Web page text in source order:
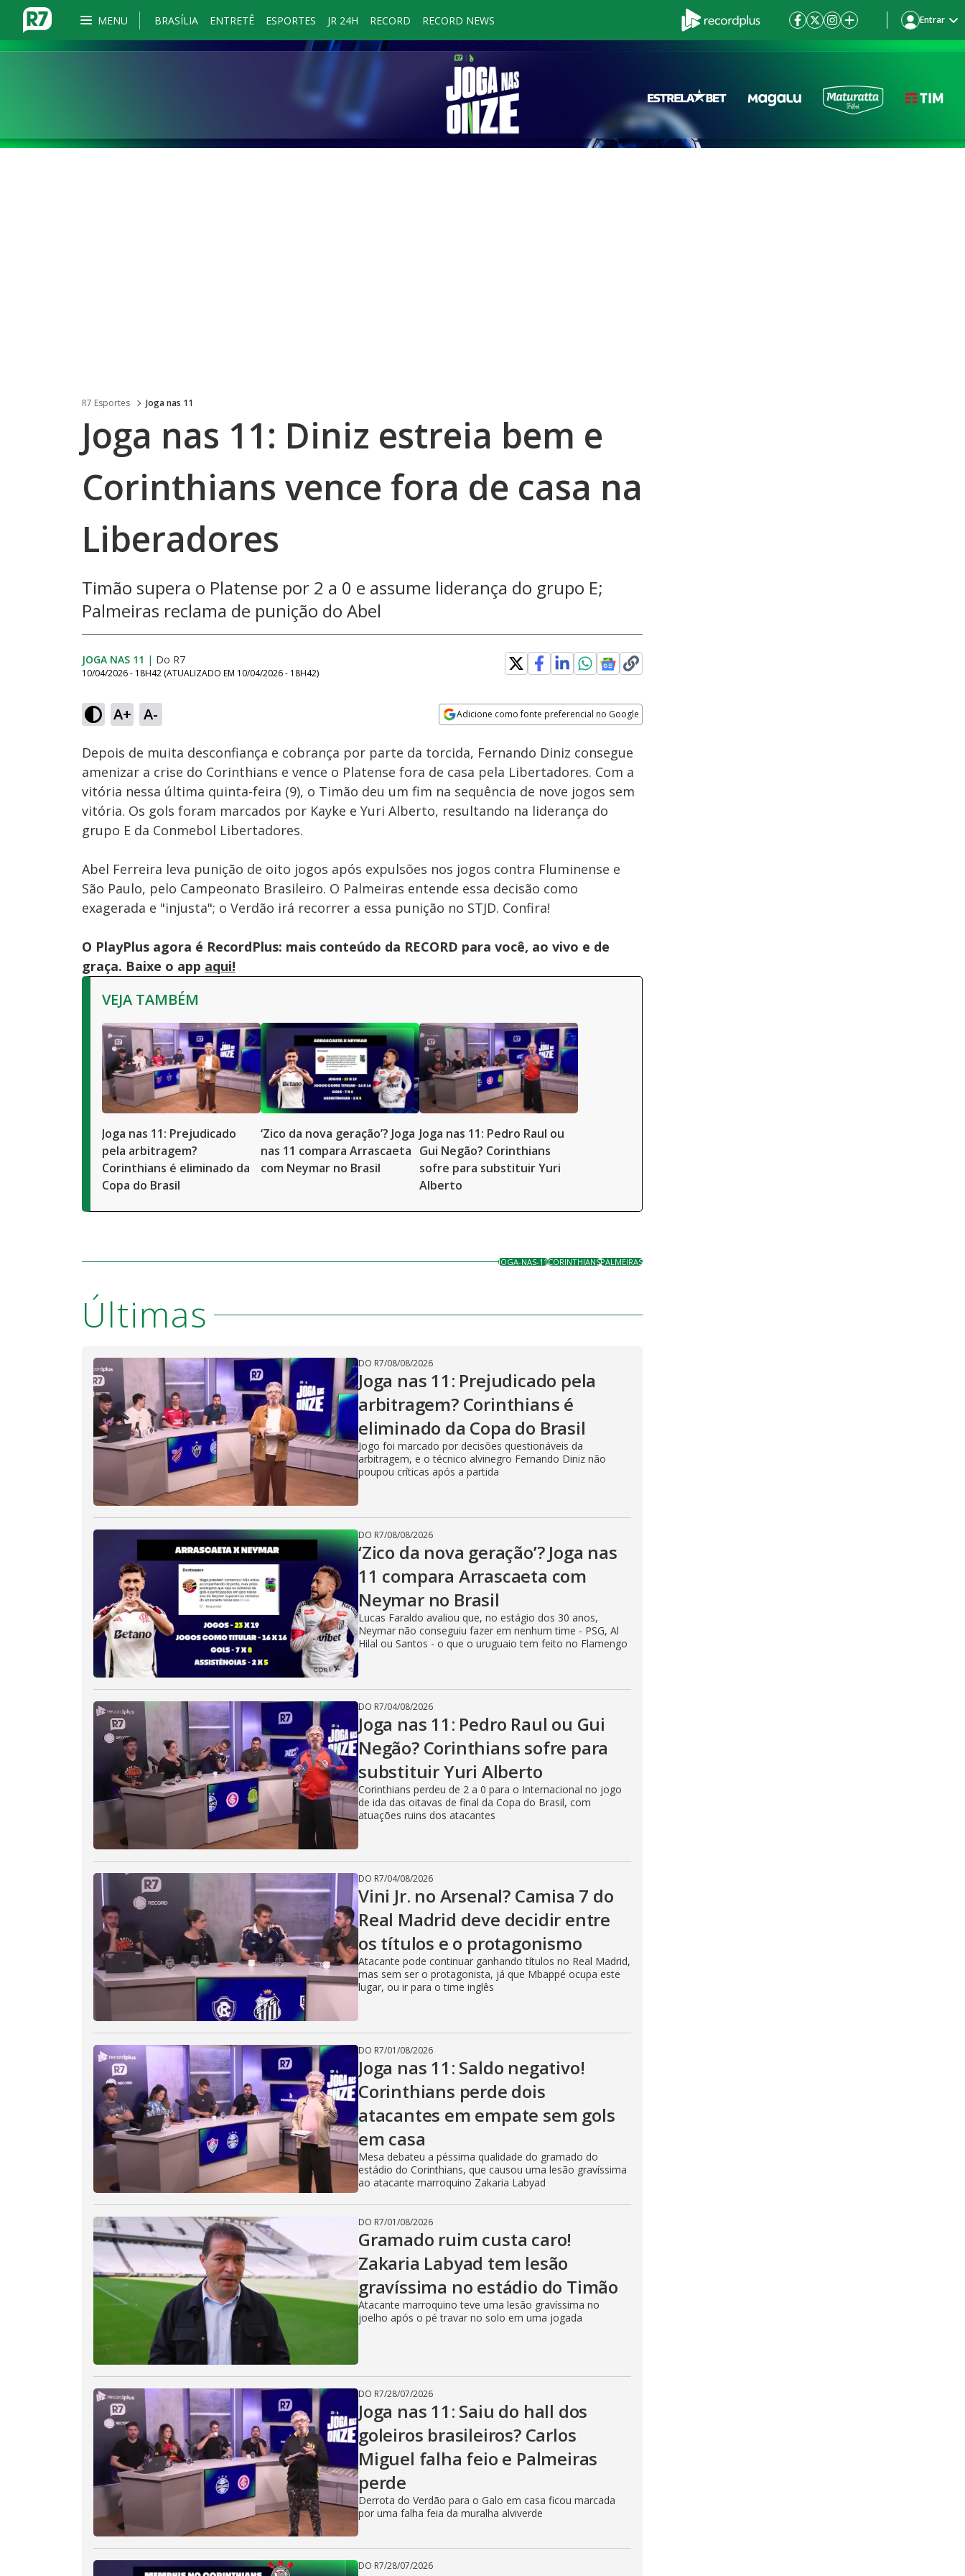
MENU BRASÍLIA ENTRETÊ ESPORTES JR 24H RECORD RECORD NEWS Entrar
R7 Esportes Joga nas 11
Joga nas 11: Diniz estreia bem e
Corinthians vence fora de casa na
Liberadores
Timão supera o Platense por 2 a 0 e assume liderança do grupo E;
Palmeiras reclama de punição do Abel
JOGA NAS 11 | Do R7
10/04/2026 - 18H42 (ATUALIZADO EM 10/04/2026 - 18H42)
A+ A- Adicione como fonte preferencial no Google
Ativar
Som
0.93%
Velocidade
Depois de muita desconfiança e cobrança por parte da torcida, Fernando Diniz consegue
amenizar a crise do Corinthians e vence o Platense fora de casa pela Libertadores. Com a
vitória nessa última quinta-feira (9), o Timão deu um fim na sequência de nove jogos sem
vitória. Os gols foram marcados por Kayke e Yuri Alberto, resultando na liderança do
grupo E da Conmebol Libertadores.
Abel Ferreira leva punição de oito jogos após expulsões nos jogos contra Fluminense e
São Paulo, pelo Campeonato Brasileiro. O Palmeiras entende essa decisão como
exagerada e "injusta"; o Verdão irá recorrer a essa punição no STJD. Confira!
O PlayPlus agora é RecordPlus: mais conteúdo da RECORD para você, ao vivo e de
graça. Baixe o app aqui!
VEJA TAMBÉM
Joga nas 11: Prejudicado
pela arbitragem?
Corinthians é eliminado da
Copa do Brasil
‘Zico da nova geração’? Joga
nas 11 compara Arrascaeta
com Neymar no Brasil
Joga nas 11: Pedro Raul ou
Gui Negão? Corinthians
sofre para substituir Yuri
Alberto
JOGA-NAS-11CORINTHIANSPALMEIRAS
Últimas
DO R7/08/08/2026
Joga nas 11: Prejudicado pela
arbitragem? Corinthians é
eliminado da Copa do Brasil
Jogo foi marcado por decisões questionáveis da
arbitragem, e o técnico alvinegro Fernando Diniz não
poupou críticas após a partida
DO R7/08/08/2026
‘Zico da nova geração’? Joga nas
11 compara Arrascaeta com
Neymar no Brasil
Lucas Faraldo avaliou que, no estágio dos 30 anos,
Neymar não conseguiu fazer em nenhum time - PSG, Al
Hilal ou Santos - o que o uruguaio tem feito no Flamengo
DO R7/04/08/2026
Joga nas 11: Pedro Raul ou Gui
Negão? Corinthians sofre para
substituir Yuri Alberto
Corinthians perdeu de 2 a 0 para o Internacional no jogo
de ida das oitavas de final da Copa do Brasil, com
atuações ruins dos atacantes
DO R7/04/08/2026
Vini Jr. no Arsenal? Camisa 7 do
Real Madrid deve decidir entre
os títulos e o protagonismo
Atacante pode continuar ganhando títulos no Real Madrid,
mas sem ser o protagonista, já que Mbappé ocupa este
lugar, ou ir para o time inglês
DO R7/01/08/2026
Joga nas 11: Saldo negativo!
Corinthians perde dois
atacantes em empate sem gols
em casa
Mesa debateu a péssima qualidade do gramado do
estádio do Corinthians, que causou uma lesão gravíssima
ao atacante marroquino Zakaria Labyad
DO R7/01/08/2026
Gramado ruim custa caro!
Zakaria Labyad tem lesão
gravíssima no estádio do Timão
Atacante marroquino teve uma lesão gravíssima no
joelho após o pé travar no solo em uma jogada
DO R7/28/07/2026
Joga nas 11: Saiu do hall dos
goleiros brasileiros? Carlos
Miguel falha feio e Palmeiras
perde
Derrota do Verdão para o Galo em casa ficou marcada
por uma falha feia da muralha alviverde
DO R7/28/07/2026